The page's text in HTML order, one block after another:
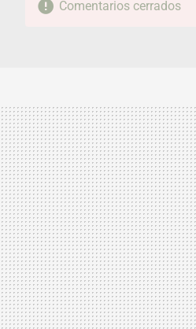
Comentarios cerrados